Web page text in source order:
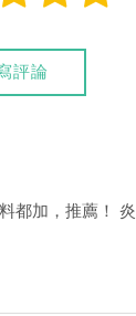
評論
都加，推薦！